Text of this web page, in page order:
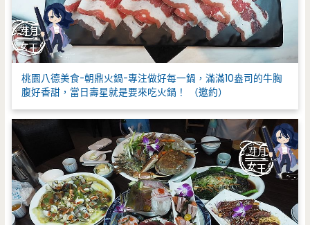
桃園八德美食-朝鼎火鍋-專注做好每一鍋，滿滿10盎司的牛胸
腹好香甜，當日壽星就是要來吃火鍋！ （邀約）